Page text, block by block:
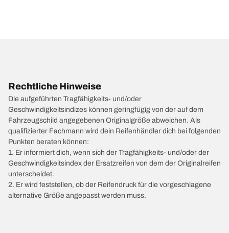
Rechtliche Hinweise
Die aufgeführten Tragfähigkeits- und/oder
Geschwindigkeitsindizes können geringfügig von der auf dem
Fahrzeugschild angegebenen Originalgröße abweichen. Als
qualifizierter Fachmann wird dein Reifenhändler dich bei folgenden
Punkten beraten können:
1. Er informiert dich, wenn sich der Tragfähigkeits- und/oder der
Geschwindigkeitsindex der Ersatzreifen von dem der Originalreifen
unterscheidet.
2. Er wird feststellen, ob der Reifendruck für die vorgeschlagene
alternative Größe angepasst werden muss.